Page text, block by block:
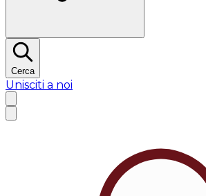
Cerca
Unisciti a noi